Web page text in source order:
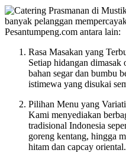
banyak pelanggan
Pesantumpeng.com antara lain:
Rasa Masakan yang
Setiap hidangan
bahan segar dan bumbu
istimewa yang disukai
Pilihan Menu yang
Kami menyediakan
tradisional Indonesia
goreng kentang, hingga
hitam dan capcay oriental.